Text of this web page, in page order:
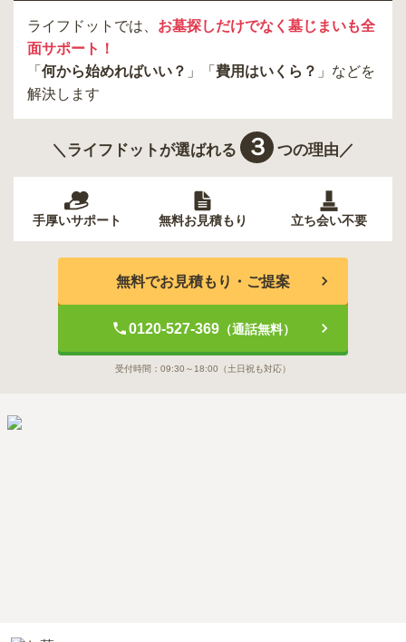
ライフドットでは、 お墓探しだけでなく墓じまいも全
面サポート！
「 何から始めればいい？ 」「 費用はいくら？ 」などを
解決します
＼ライフドットが選ばれる ３ つの理由／
手厚いサポート 無料お見積もり 立ち会い不要
無料でお見積もり・ご提案
0120-527-369（通話無料）
受付時間： 09:30～18:00 （土日祝も対応）